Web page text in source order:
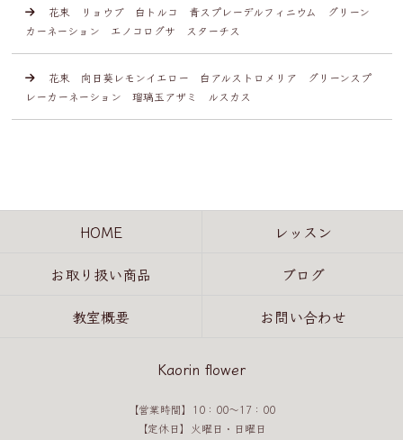
花束 リョウブ 白トルコ 青スプレーデルフィニウム グリーン
カーネーション エノコログサ スターチス
花束 向日葵レモンイエロー 白アルストロメリア グリーンスプ
レーカーネーション 瑠璃玉アザミ ルスカス
HOME
レッスン
お取り扱い商品
ブログ
教室概要
お問い合わせ
Kaorin flower
【営業時間】10：00～17：00
【定休日】火曜日・日曜日